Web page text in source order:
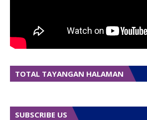
TOTAL TAYANGAN HALAMAN
SUBSCRIBE US